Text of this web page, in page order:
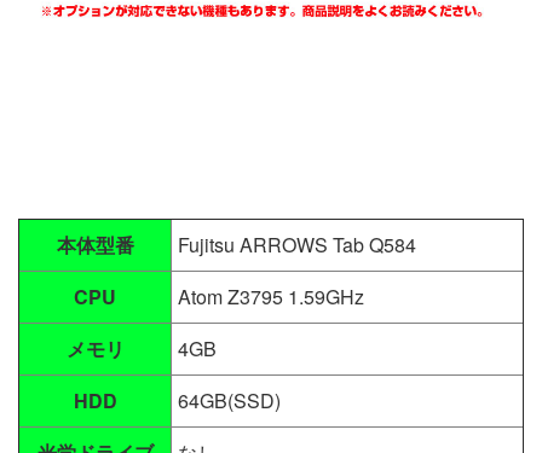
本体型番
Fujitsu ARROWS Tab Q584
CPU
Atom Z3795 1.59GHz
メモリ
4GB
HDD
64GB(SSD)